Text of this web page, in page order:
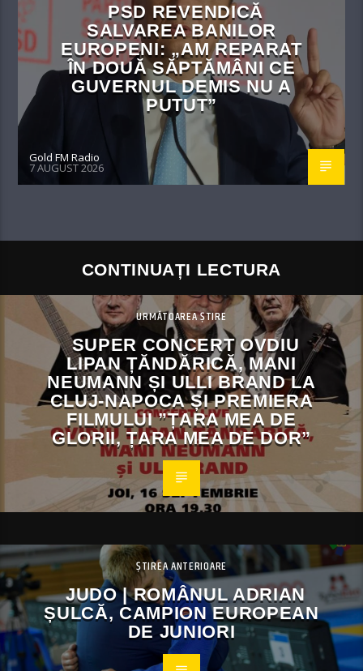
PSD REVENDICĂ
SALVAREA BANILOR
EUROPENI: „AM REPARAT
ÎN DOUĂ SĂPTĂMÂNI CE
GUVERNUL DEMIS NU A
PUTUT”
Gold FM Radio
7 AUGUST 2026
CONTINUAȚI LECTURA
URMĂTOAREA ȘTIRE
SUPER CONCERT OVDIU
LIPAN ȚĂNDĂRICĂ, MANI
NEUMANN ȘI ULLI BRAND LA
CLUJ-NAPOCA ȘI PREMIERA
FILMULUI ”ȚARA MEA DE
GLORII, ȚARA MEA DE DOR”
ȘTIREA ANTERIOARE
JUDO | ROMÂNUL ADRIAN
ȘULCĂ, CAMPION EUROPEAN
DE JUNIORI